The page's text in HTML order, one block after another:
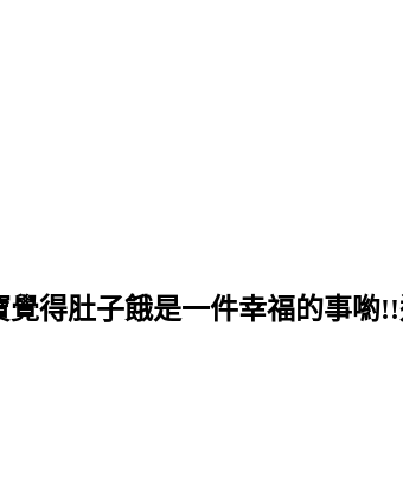
得肚子餓是一件幸福的事喲